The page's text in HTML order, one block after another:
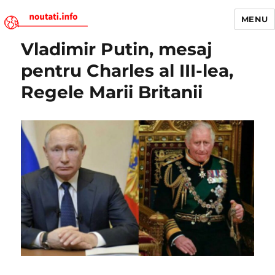
Noutati.Info
MENU
Vladimir Putin, mesaj
pentru Charles al III-lea,
Regele Marii Britanii